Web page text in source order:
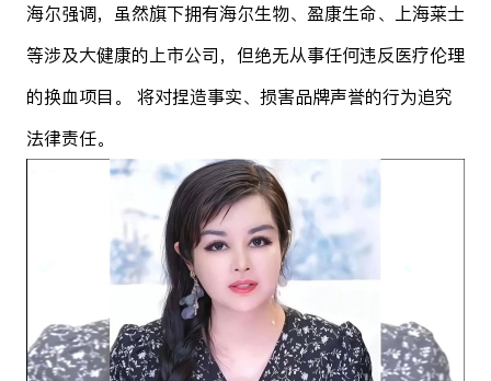
海尔强调，虽然旗下拥有海尔生物、盈康生命、上海莱士
等涉及大健康的上市公司，但绝无从事任何违反医疗伦理
的换血项目。 将对捏造事实、损害品牌声誉的行为追究
法律责任。